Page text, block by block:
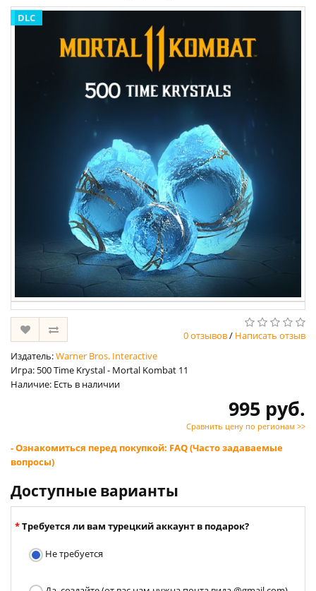
DLC
0 отзывов/ Написать отзыв
Издатель:Warner Bros. Interactive
Игра: 500 Time Krystal - Mortal Kombat 11
Наличие: Есть в наличии
995 руб.
Сравнить цену по регионам >>
- Ознакомиться перед покупкой: FAQ (Часто задаваемые
вопросы)
Доступные варианты
Требуется ли вам турецкий аккаунт в подарок?
Не требуется